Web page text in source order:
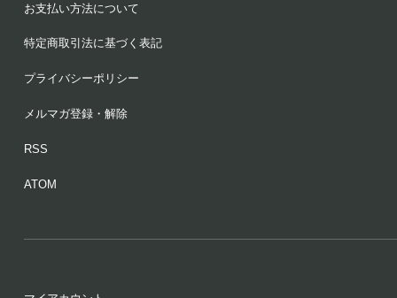
お支払い方法について
特定商取引法に基づく表記
プライバシーポリシー
メルマガ登録・解除
RSS
ATOM